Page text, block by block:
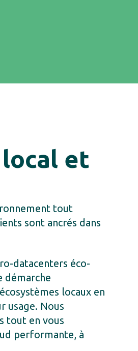
et
tout
sont ancrés dans
datacenters éco-
démarche
locaux en
usage. Nous
tout en vous
performante, à